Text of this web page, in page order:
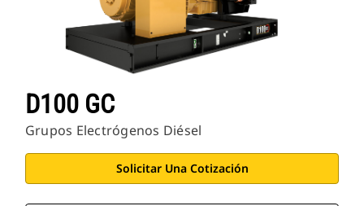
D100 GC
Grupos Electrógenos Diésel
Solicitar Una Cotización